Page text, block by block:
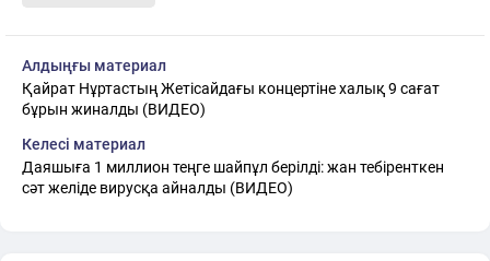
Алдыңғы материал
Қайрат Нұртастың Жетісайдағы концертіне халық 9 сағат
бұрын жиналды (ВИДЕО)
Келесі материал
Даяшыға 1 миллион теңгe шайпұл берілді: жан тебіренткен
сәт желіде вирусқа айналды (ВИДЕО)